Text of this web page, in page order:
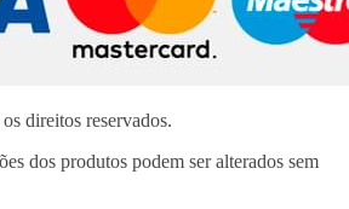
direitos reservados.
dos produtos podem ser alterados sem